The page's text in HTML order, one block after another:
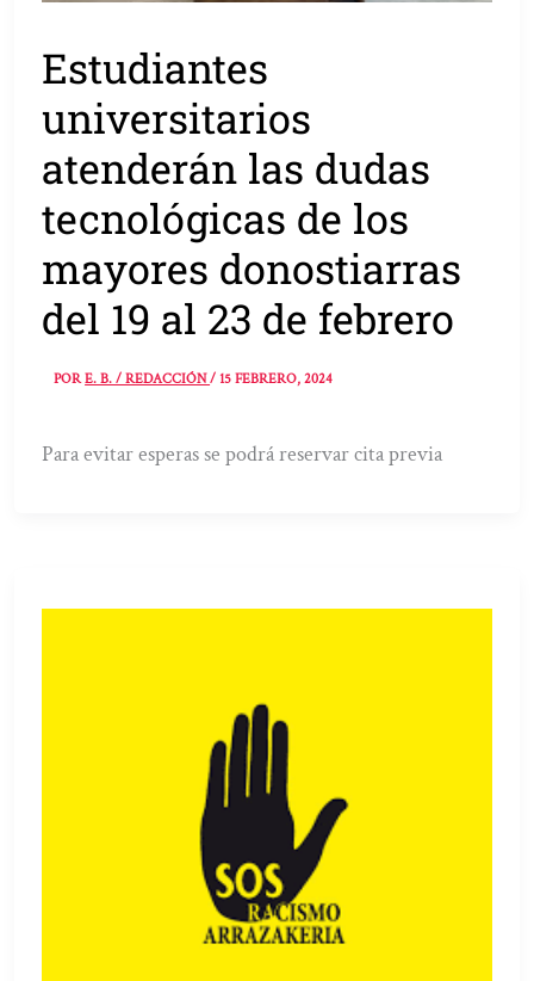
Estudiantes
universitarios
atenderán las dudas
tecnológicas de los
mayores donostiarras
del 19 al 23 de febrero
PORE. B. / REDACCIÓN/15 FEBRERO, 2024
Para evitar esperas se podrá reservar cita previa